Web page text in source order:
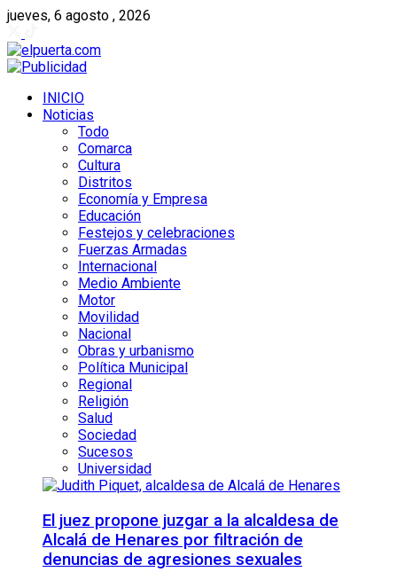
jueves, 6 agosto , 2026
INICIO
Noticias
Todo
Comarca
Cultura
Distritos
Economía y Empresa
Educación
Festejos y celebraciones
Fuerzas Armadas
Internacional
Medio Ambiente
Motor
Movilidad
Nacional
Obras y urbanismo
Política Municipal
Regional
Religión
Salud
Sociedad
Sucesos
Universidad
El juez propone juzgar a la alcaldesa de
Alcalá de Henares por filtración de
denuncias de agresiones sexuales